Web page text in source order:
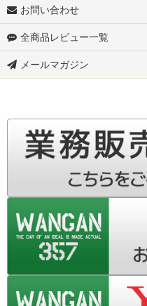
お問い合わせ
全商品レビュー一覧
メールマガジン